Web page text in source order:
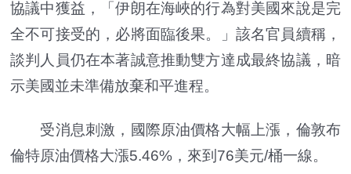
協議中獲益，「伊朗在海峽的行為對美國來說是完
全不可接受的，必將面臨後果。」該名官員續稱，
談判人員仍在本著誠意推動雙方達成最終協議，暗
示美國並未準備放棄和平進程。
受消息刺激，國際原油價格大幅上漲，倫敦布
倫特原油價格大漲5.46%，來到76美元/桶一線。